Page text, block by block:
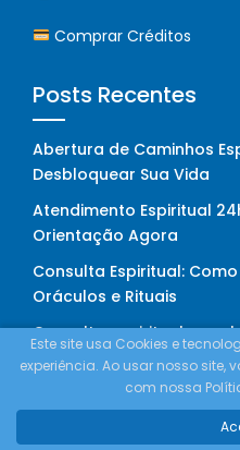
Comprar Créditos
Posts Recentes
Abertura de Caminhos
Desbloquear Sua Vida
Atendimento Espiritual
Orientação Agora
Consulta Espiritual:
Oráculos e Rituais
Consulta espiritual por
imediato
Este site usa Cookies e
experiência. Ao usar nosso
com nossa